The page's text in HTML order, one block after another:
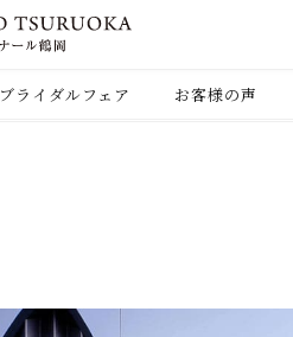
ブライダルフェア お客様の声